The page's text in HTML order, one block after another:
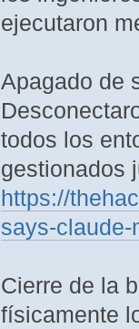
ejecutaron
Apagado de
todos los
gestionados
https://
says-
Cierre de la
físicamente